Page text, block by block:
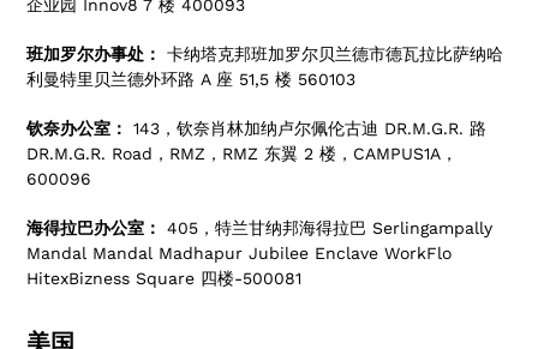
企业园 Innov8 7 楼 400093
班加罗尔办事处：
卡纳塔克邦班加罗尔贝兰德市德瓦拉比萨纳哈
利曼特里贝兰德外环路 A 座 51,5 楼 560103
钦奈办公室：
143，钦奈肖林加纳卢尔佩伦古迪 DR.M.G.R. 路
DR.M.G.R. Road，RMZ，RMZ 东翼 2 楼，CAMPUS1A，
600096
海得拉巴办公室：
405，特兰甘纳邦海得拉巴 Serlingampally
Mandal Mandal Madhapur Jubilee Enclave WorkFlo
HitexBizness Square 四楼-500081
美国